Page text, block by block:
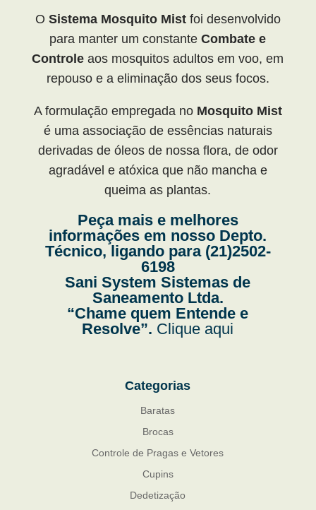
O Sistema Mosquito Mistfoi desenvolvido
para manter um constanteCombate e
Controle aos mosquitos adultos em voo, em
repouso e a eliminação dos seus focos.
A formulação empregada no Mosquito Mist
é uma associação de essências naturais
derivadas de óleos de nossa flora, de odor
agradável e atóxica que não mancha e
queima as plantas.
Peça mais e melhores
informações em nosso Depto.
Técnico, ligando para (21)2502-
6198
Sani System Sistemas de
Saneamento Ltda.
“Chame quem Entende e
Resolve”. Clique aqui
Categorias
Baratas
Brocas
Controle de Pragas e Vetores
Cupins
Dedetização